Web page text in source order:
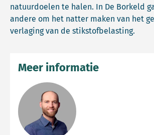
natuurdoelen te halen. In De Borkeld
andere om het natter maken van het
verlaging van de stikstofbelasting.
Meer informatie